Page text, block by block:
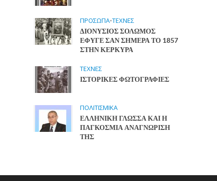
ΠΡΟΣΩΠΑ•ΤΕΧΝΕΣ
ΔΙΟΝΥΣΙΟΣ ΣΟΛΩΜΟΣ
ΕΦΥΓΕ ΣΑΝ ΣΗΜΕΡΑ ΤΟ 1857
ΣΤΗΝ ΚΕΡΚΥΡΑ
ΤΕΧΝΕΣ
ΙΣΤΟΡΙΚΕΣ ΦΩΤΟΓΡΑΦΙΕΣ
ΠΟΛΙΤΙΣΜΙΚΑ
ΕΛΛΗΝΙΚΗ ΓΛΩΣΣΑ ΚΑΙ Η
ΠΑΓΚΟΣΜΙΑ ΑΝΑΓΝΩΡΙΣΗ
ΤΗΣ